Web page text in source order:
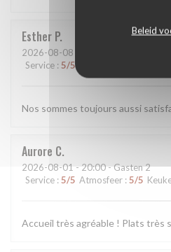
Beleid
Esther P
2026-08-08
Service : 5/5
Nos sommes toujours aussi
Aurore C
2026-08-01 - 20:00 - Gasten 2
Service : 5/5 Atmosfeer : 5/5
Accueil très agréable ! Plats très